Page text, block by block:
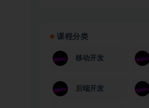
课程分类
移动开发
后端开发